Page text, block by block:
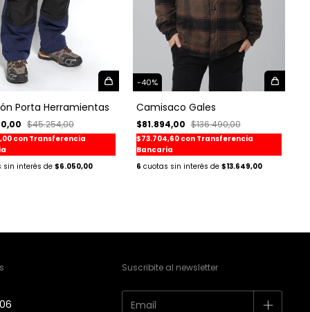
Porta Herramientas
$45.254,00
con Transferencia
$6.050,00
-40%
Camisaco Gales
$81.894,00 $136.490,00
$73.704,60 con Transferencia
Bancaria
6
$13.649,00
Suscribite al newsletter